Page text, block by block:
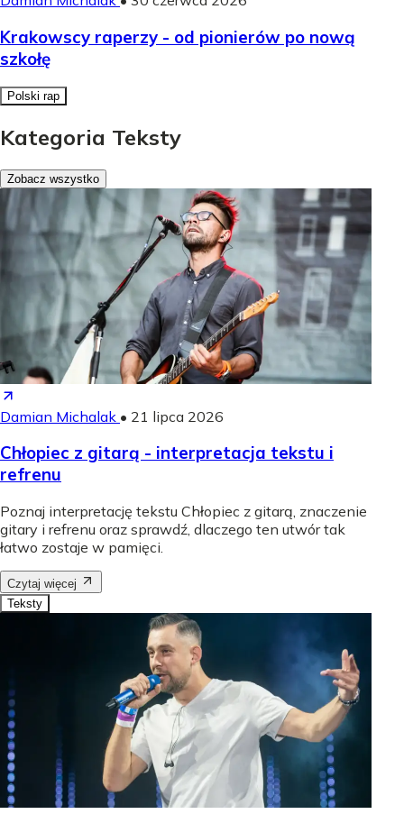
Krakowscy raperzy - od pionierów po nową
szkołę
Polski rap
Kategoria Teksty
Zobacz wszystko
Damian Michalak • 21 lipca 2026
Chłopiec z gitarą - interpretacja tekstu i
refrenu
Poznaj interpretację tekstu Chłopiec z gitarą, znaczenie
gitary i refrenu oraz sprawdź, dlaczego ten utwór tak
łatwo zostaje w pamięci.
Czytaj więcej
Teksty